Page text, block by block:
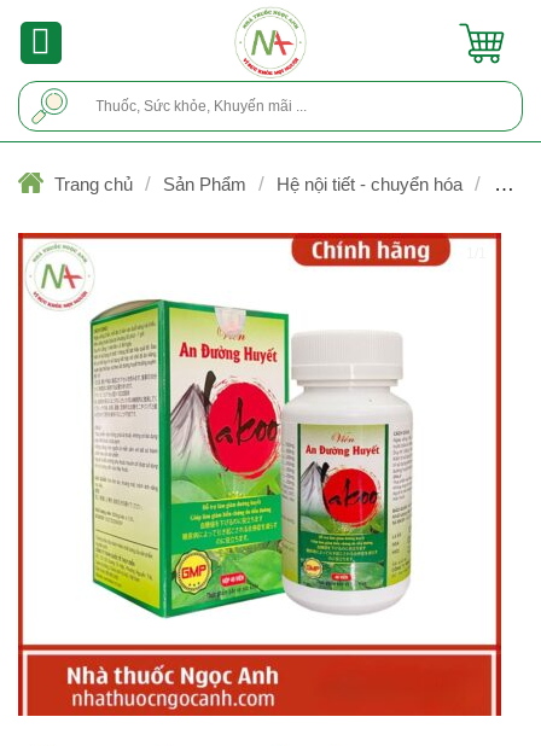
Trang chủ / Sản Phẩm / Hệ nội tiết - chuyển hóa /
Điều